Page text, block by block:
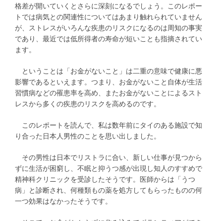
格差が開いていくとさらに深刻になるでしょう。このレポー
トでは病気との関連性についてはあまり触れられていません
が、ストレスがいろんな疾患のリスクになるのは周知の事実
であり、最近では低所得者の寿命が短いことも指摘されてい
ます。
ということは「お金がないこと」は二重の意味で健康に悪
影響であるといえます。つまり、お金がないこと自体が生活
習慣病などの罹患率を高め、またお金がないことによるスト
レスから多くの疾患のリスクを高めるのです。
このレポートを読んで、私は数年前にタイのある施設で知
り合った日本人男性のことを思い出しました。
その男性は日本でリストラに合い、新しい仕事が見つから
ずに生活が困窮し、不眠と抑うつ感が出現し知人のすすめで
精神科クリニックを受診したそうです。医師からは「うつ
病」と診断され、何種類もの薬を処方してもらったものの何
一つ効果はなかったそうです。